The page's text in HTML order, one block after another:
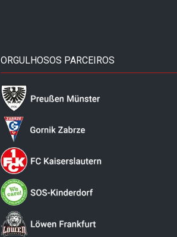
ORGULHOSOS PARCEIROS